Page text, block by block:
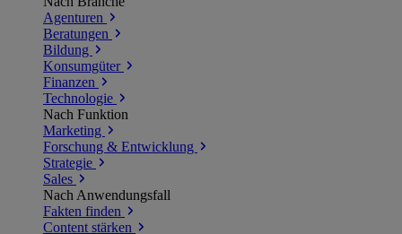
Agenturen
Beratungen
Bildung
Konsumgüter
Finanzen
Technologie
Nach Funktion
Marketing
Forschung & Entwicklung
Strategie
Sales
Nach Anwendungsfall
Fakten finden
Content stärken